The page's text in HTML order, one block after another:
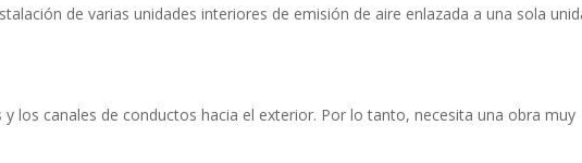
de varias unidades interiores de emisión de aire enlazada a una sola
los canales de conductos hacia el exterior. Por lo tanto, necesita una obra muy